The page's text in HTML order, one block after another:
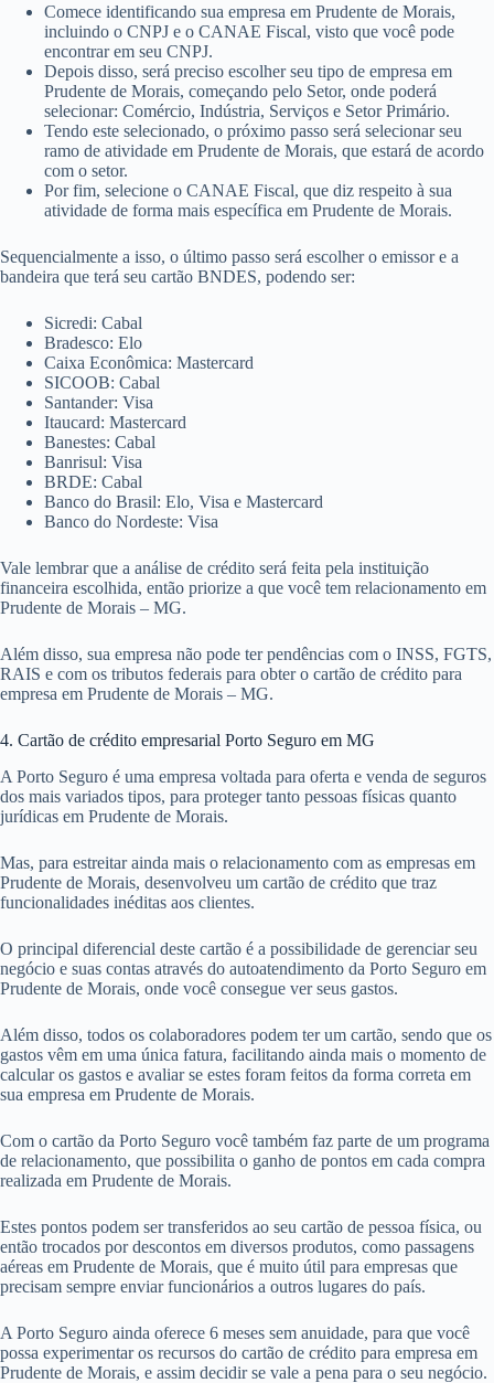
Comece identificando sua empresa em Prudente de Morais,
incluindo o CNPJ e o CANAE Fiscal, visto que você pode
encontrar em seu CNPJ.
Depois disso, será preciso escolher seu tipo de empresa em
Prudente de Morais, começando pelo Setor, onde poderá
selecionar: Comércio, Indústria, Serviços e Setor Primário.
Tendo este selecionado, o próximo passo será selecionar seu
ramo de atividade em Prudente de Morais, que estará de acordo
com o setor.
Por fim, selecione o CANAE Fiscal, que diz respeito à sua
atividade de forma mais específica em Prudente de Morais.
Sequencialmente a isso, o último passo será escolher o emissor e a
bandeira que terá seu cartão BNDES, podendo ser:
Sicredi: Cabal
Bradesco: Elo
Caixa Econômica: Mastercard
SICOOB: Cabal
Santander: Visa
Itaucard: Mastercard
Banestes: Cabal
Banrisul: Visa
BRDE: Cabal
Banco do Brasil: Elo, Visa e Mastercard
Banco do Nordeste: Visa
Vale lembrar que a análise de crédito será feita pela instituição
financeira escolhida, então priorize a que você tem relacionamento em
Prudente de Morais – MG.
Além disso, sua empresa não pode ter pendências com o INSS, FGTS,
RAIS e com os tributos federais para obter o cartão de crédito para
empresa em Prudente de Morais – MG.
4. Cartão de crédito empresarial Porto Seguro em MG
A Porto Seguro é uma empresa voltada para oferta e venda de seguros
dos mais variados tipos, para proteger tanto pessoas físicas quanto
jurídicas em Prudente de Morais.
Mas, para estreitar ainda mais o relacionamento com as empresas em
Prudente de Morais, desenvolveu um cartão de crédito que traz
funcionalidades inéditas aos clientes.
O principal diferencial deste cartão é a possibilidade de gerenciar seu
negócio e suas contas através do autoatendimento da Porto Seguro em
Prudente de Morais, onde você consegue ver seus gastos.
Além disso, todos os colaboradores podem ter um cartão, sendo que os
gastos vêm em uma única fatura, facilitando ainda mais o momento de
calcular os gastos e avaliar se estes foram feitos da forma correta em
sua empresa em Prudente de Morais.
Com o cartão da Porto Seguro você também faz parte de um programa
de relacionamento, que possibilita o ganho de pontos em cada compra
realizada em Prudente de Morais.
Estes pontos podem ser transferidos ao seu cartão de pessoa física, ou
então trocados por descontos em diversos produtos, como passagens
aéreas em Prudente de Morais, que é muito útil para empresas que
precisam sempre enviar funcionários a outros lugares do país.
A Porto Seguro ainda oferece 6 meses sem anuidade, para que você
possa experimentar os recursos do cartão de crédito para empresa em
Prudente de Morais, e assim decidir se vale a pena para o seu negócio.